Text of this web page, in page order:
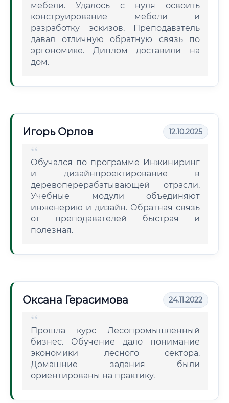
мебели. Удалось с нуля освоить
конструирование мебели и
разработку эскизов. Преподаватель
давал отличную обратную связь по
эргономике. Диплом доставили на
дом.
Игорь Орлов 12.10.2025
Обучался по программе Инжиниринг
и дизайнпроектирование в
деревоперерабатывающей отрасли.
Учебные модули объединяют
инженерию и дизайн. Обратная связь
от преподавателей быстрая и
полезная.
Оксана Герасимова 24.11.2022
Прошла курс Лесопромышленный
бизнес. Обучение дало понимание
экономики лесного сектора.
Домашние задания были
ориентированы на практику.